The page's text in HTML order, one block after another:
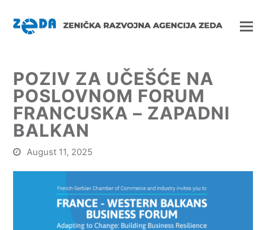
POZIV ZA UČEŠĆE NA
POSLOVNOM FORUM
FRANCUSKA – ZAPADNI
BALKAN
August 11, 2025